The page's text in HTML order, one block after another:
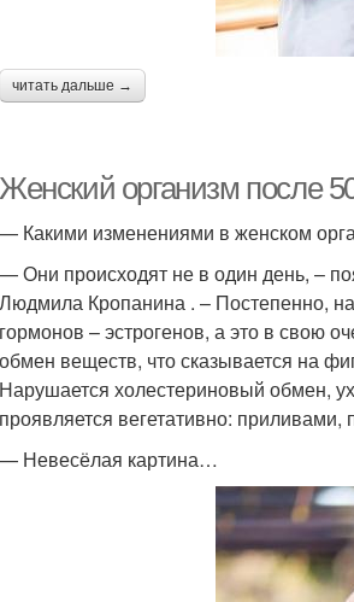
читать дальше →
Женский организм после
— Какими изменениями в женском
— Они происходят не в один день, –
Людмила Кропанина . – Постепенно,
гормонов – эстрогенов, а это в свою
обмен веществ, что сказывается на
Нарушается холестериновый обмен,
проявляется вегетативно:
— Невесёлая картина…